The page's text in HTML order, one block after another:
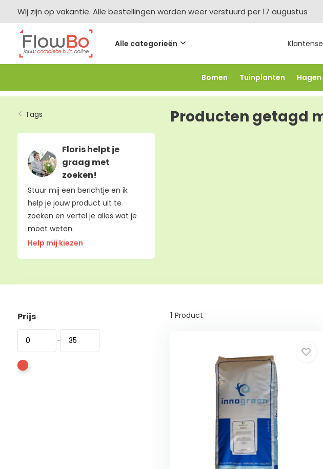
Wij zijn op vakantie. Alle bestellingen worden weer verstuurd per 17 augustus
Alle categorieën
Bomen Tuinplanten Hagen
-2,5% vanaf €250 -FLOWBO250 -5%
Tags
Floris helpt je
graag met
zoeken!
Stuur mij een berichtje en ik
help je jouw product uit te
zoeken en vertel je alles wat je
moet weten.
Help mij kiezen
Producten getagd
Prijs
-
1 Product